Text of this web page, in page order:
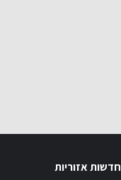
חדשות אזוריות